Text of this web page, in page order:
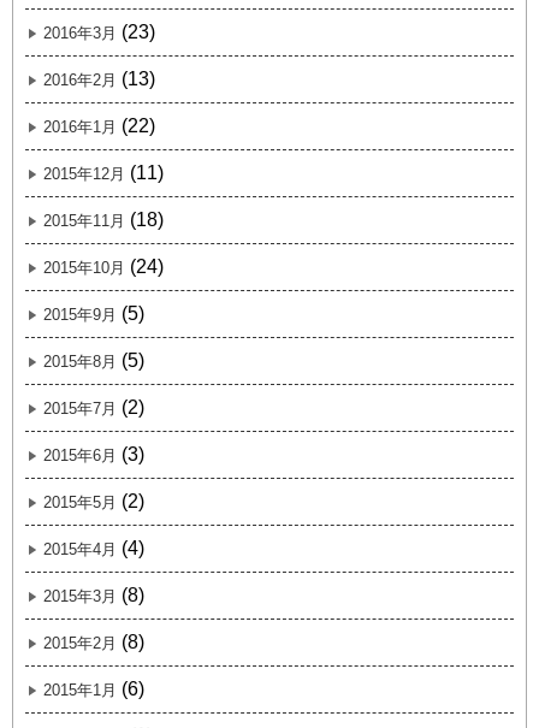
2016年3月 (23)
2016年2月 (13)
2016年1月 (22)
2015年12月 (11)
2015年11月 (18)
2015年10月 (24)
2015年9月 (5)
2015年8月 (5)
2015年7月 (2)
2015年6月 (3)
2015年5月 (2)
2015年4月 (4)
2015年3月 (8)
2015年2月 (8)
2015年1月 (6)